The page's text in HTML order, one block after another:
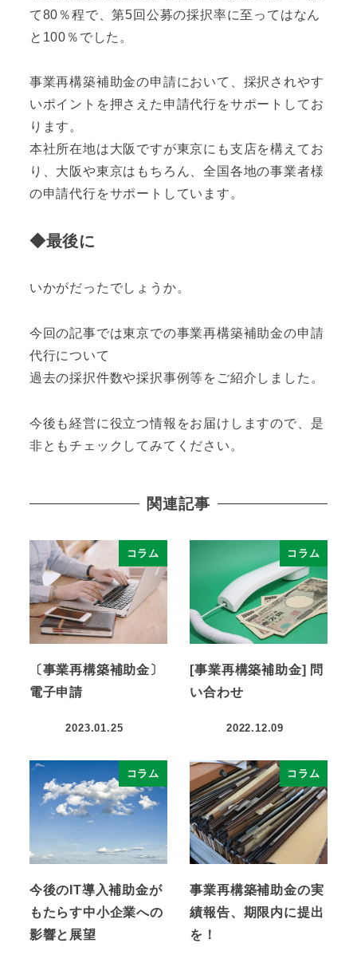
て80％程で、第5回公募の採択率に至ってはなん
と100％でした。
事業再構築補助金の申請において、採択されやす
いポイントを押さえた申請代行をサポートしてお
ります。
本社所在地は大阪ですが東京にも支店を構えてお
り、大阪や東京はもちろん、全国各地の事業者様
の申請代行をサポートしています。
◆最後に
いかがだったでしょうか。
今回の記事では東京での事業再構築補助金の申請
代行について
過去の採択件数や採択事例等をご紹介しました。
今後も経営に役立つ情報をお届けしますので、是
非ともチェックしてみてください。
関連記事
コラム
〔事業再構築補助金〕
電子申請
2023.01.25
コラム
[事業再構築補助金] 問
い合わせ
2022.12.09
コラム
今後のIT導入補助金が
もたらす中小企業への
影響と展望
コラム
事業再構築補助金の実
績報告、期限内に提出
を！